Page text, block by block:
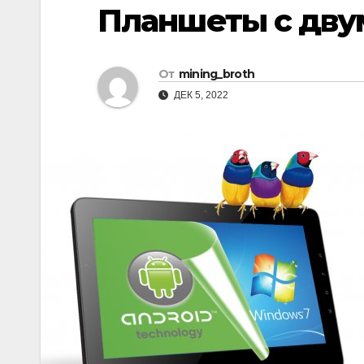
Планшеты с
От mining_broth
ДЕК 5, 2022